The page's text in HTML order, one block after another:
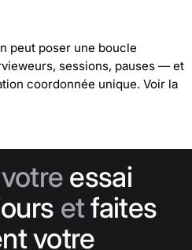
peut poser une boucle
sessions, pauses — et
coordonnée unique. Voir la
essai
etfaites
votre